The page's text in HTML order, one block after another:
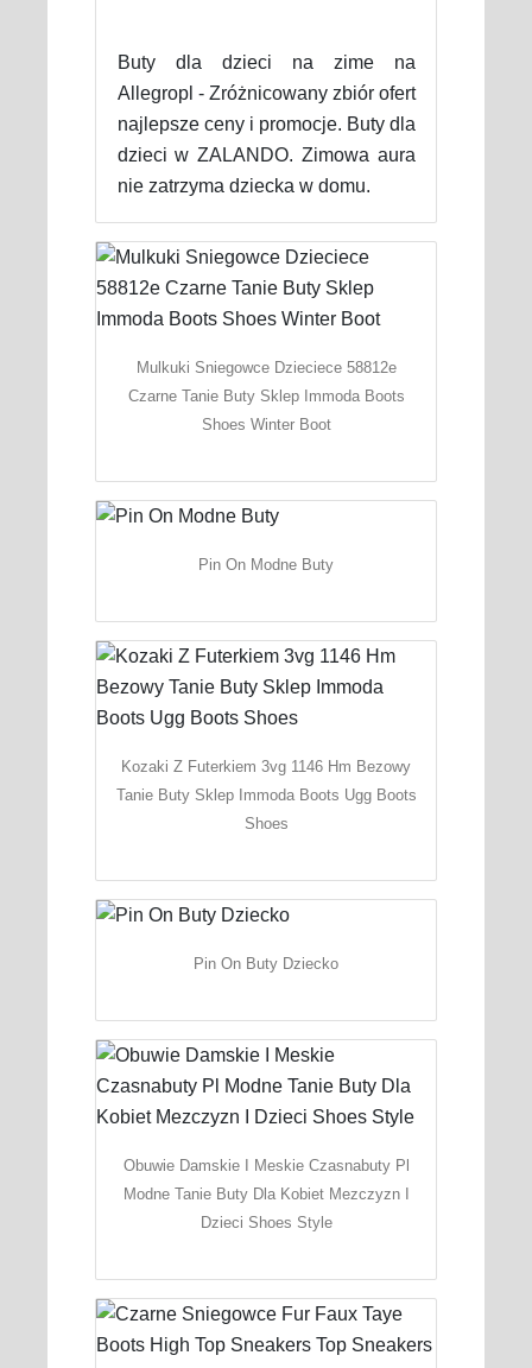
Buty dla dzieci na zime na
Allegropl - Zróżnicowany zbiór ofert
najlepsze ceny i promocje. Buty dla
dzieci w ZALANDO. Zimowa aura
nie zatrzyma dziecka w domu.
Mulkuki Sniegowce Dzieciece 58812e
Czarne Tanie Buty Sklep Immoda Boots
Shoes Winter Boot
Pin On Modne Buty
Kozaki Z Futerkiem 3vg 1146 Hm Bezowy
Tanie Buty Sklep Immoda Boots Ugg Boots
Shoes
Pin On Buty Dziecko
Obuwie Damskie I Meskie Czasnabuty Pl
Modne Tanie Buty Dla Kobiet Mezczyzn I
Dzieci Shoes Style